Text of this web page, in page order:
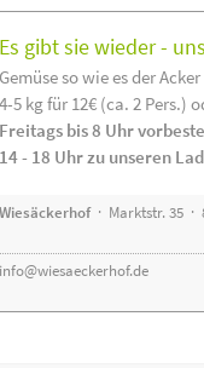
Es gibt sie wieder -
Gemüse so wie es der
4-5 kg für 12€ (ca. 2 Pers.)
Freitags bis 8 Uhr
14 - 18 Uhr zu unseren
Wiesäckerhof· Marktstr. 35 ·
info@wiesaeckerhof.de